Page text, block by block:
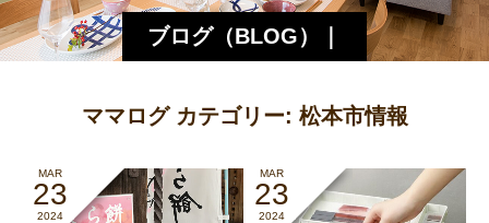
ブログ（BLOG）｜
エルハウス
ママログ カテゴリー: 松本市情報
MAR
23
2024
MAR
23
2024